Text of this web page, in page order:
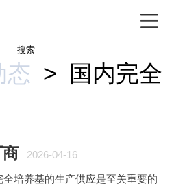
搜索
态 >
国内完全
2026-04-16
培养基的生产供应是至关重要的